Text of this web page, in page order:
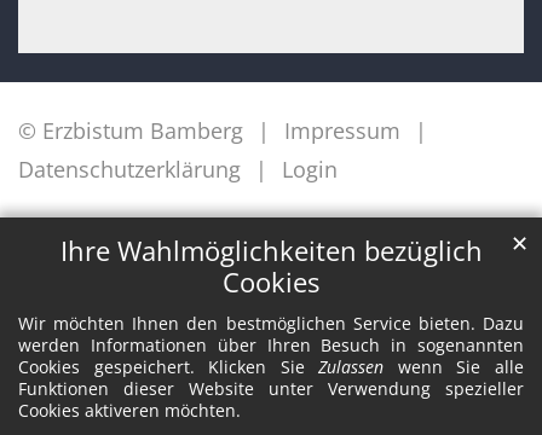
Ihre Wahlmöglichkeiten bezüglich
Cookies
Wir möchten Ihnen den bestmöglichen Service bieten. Dazu
werden Informationen über Ihren Besuch in sogenannten
Cookies gespeichert. Klicken SieZulassen wenn Sie alle
Funktionen dieser Website unter Verwendung spezieller
Cookies aktiveren möchten.
✕
© Erzbistum Bamberg
Impressum
Datenschutzerklärung
Login